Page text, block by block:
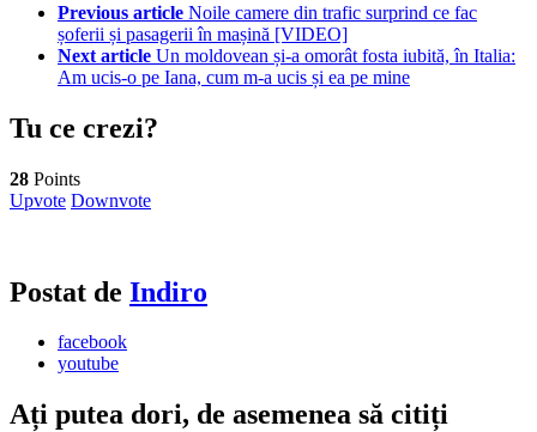
Previous article Noile camere din trafic surprind ce fac
șoferii și pasagerii în mașină [VIDEO]
Next article Un moldovean și-a omorât fosta iubită, în Italia:
Am ucis-o pe Iana, cum m-a ucis și ea pe mine
Tu ce crezi?
28 Points
Upvote Downvote
Postat de Indiro
facebook
youtube
Ați putea dori, de asemenea să citiți